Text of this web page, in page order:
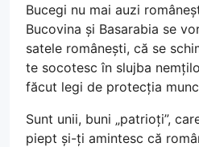
Bucegi nu mai auzi
Bucovina și Basarabia se
satele românești, că se
te socotesc în slujba
făcut legi de protecția
Sunt unii, buni „patrioți”,
piept și-ți amintesc că